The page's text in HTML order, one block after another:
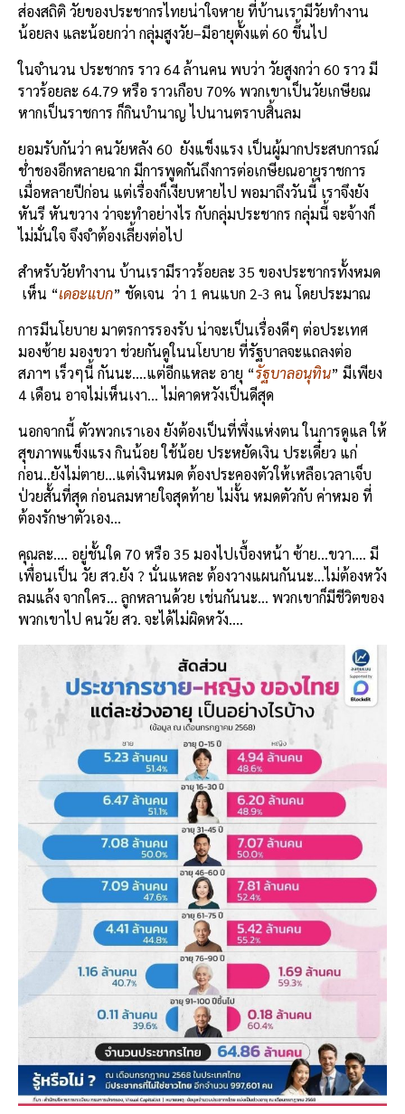
ส่องสถิติ วัยของประชากรไทยน่าใจหาย ที่บ้านเรามีวัยทำงาน
น้อยลง และน้อยกว่า กลุ่มสูงวัย–มีอายุตั้งแต่ 60 ขึ้นไป
ในจำนวน ประชากร ราว 64ล้านคน พบว่า วัยสูงกว่า 60 ราว มี
ราวร้อยละ 64.79 หรือ ราวเกือบ 70% พวกเขาเป็นวัยเกษียณ
หากเป็นราชการ ก็กินบำนาญ ไปนานตราบสิ้นลม
ยอมรับกันว่า คนวัยหลัง 60 ยังแข็งแรง เป็นผู้มากประสบการณ์
ช่ำชองอีกหลายฉาก มีการพูดกันถึงการต่อเกษียณอายุราชการ
เมื่อหลายปีก่อน แต่เรื่องก็เงียบหายไป พอมาถึงวันนี้ เราจึงยัง
หันรี หันขวาง ว่าจะทำอย่างไร กับกลุ่มประชากร กลุ่มนี้ จะจ้างก็
ไม่มั่นใจ จึงจำต้องเลี้ยงต่อไป
สำหรับวัยทำงาน บ้านเรามีราวร้อยละ 35 ของประชากรทั้งหมด
เห็น “เดอะแบก” ชัดเจน ว่า 1 คนแบก 2-3 คน โดยประมาณ
การมีนโยบาย มาตรการรองรับ น่าจะเป็นเรื่องดีๆ ต่อประเทศ
มองซ้าย มองขวา ช่วยกันดูในนโยบาย ที่รัฐบาลจะแถลงต่อ
สภาฯ เร็วๆนี้ กันนะ….แต่อีกแหละ อายุ “รัฐบาลอนุทิน” มีเพียง
4 เดือน อาจไม่เห็นเงา…ไม่คาดหวังเป็นดีสุด
นอกจากนี้ ตัวพวกเราเอง ยังต้องเป็นที่พึ่งแห่งตน ในการดูแล ให้
สุขภาพแข็งแรง กินน้อย ใช้น้อย ประหยัดเงิน ประเดี๋ยว แก่
ก่อน..ยังไม่ตาย…แต่เงินหมด ต้องประคองตัวให้เหลือเวลาเจ็บ
ป่วยสั้นที่สุด ก่อนลมหายใจสุดท้าย ไม่งั้น หมดตัวกับ ค่าหมอ ที่
ต้องรักษาตัวเอง…
คุณละ…. อยู่ชั้นใด 70 หรือ 35 มองไปเบื้องหน้า ซ้าย…ขวา…. มี
เพื่อนเป็น วัย สว.ยัง ? นั่นแหละ ต้องวางแผนกันนะ…ไม่ต้องหวัง
ลมแล้ง จากใคร… ลูกหลานด้วย เช่นกันนะ… พวกเขาก็มีชีวิตของ
พวกเขาไป คนวัย สว. จะได้ไม่ผิดหวัง….